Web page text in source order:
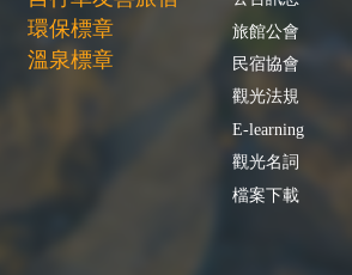
環保標章
溫泉標章
旅館公會
民宿協會
觀光法規
E-learning
觀光名詞
檔案下載